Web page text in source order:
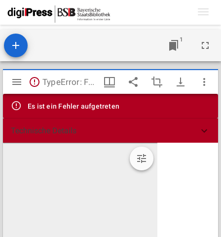
1
Mirador
Viewer
TypeError: Failed to fetch
Es ist ein Fehler aufgetreten
Technische Details